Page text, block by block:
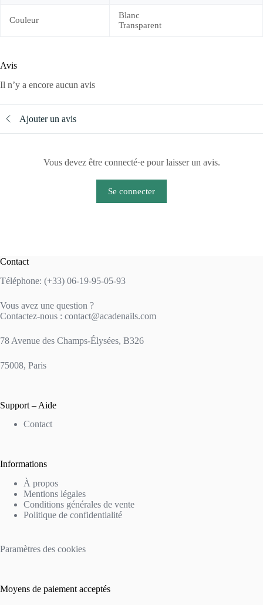
Couleur
Blanc
Transparent
Avis
Il n’y a encore aucun avis
Ajouter un avis
Vous devez être connecté·e pour laisser un avis.
Se connecter
Contact
Téléphone: (+33) 06-19-95-05-93
Vous avez une question ?
Contactez-nous : contact@acadenails.com
78 Avenue des Champs-Élysées, B326
75008, Paris
Support – Aide
Contact
Informations
À propos
Mentions légales
Conditions générales de vente
Politique de confidentialité
Paramètres des cookies
Moyens de paiement acceptés